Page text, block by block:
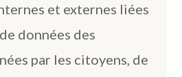
et externes liées
données des
par les citoyens, de